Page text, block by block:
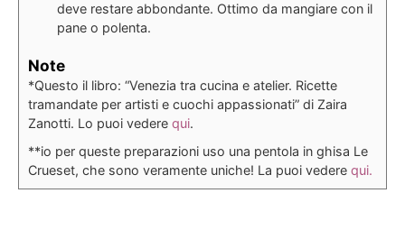
deve restare abbondante. Ottimo da mangiare con il
pane o polenta.
Note
*Questo il libro: “Venezia tra cucina e atelier. Ricette
tramandate per artisti e cuochi appassionati” di Zaira
Zanotti. Lo puoi vedere qui.
**io per queste preparazioni uso una pentola in ghisa Le
Crueset, che sono veramente uniche! La puoi vedere qui.